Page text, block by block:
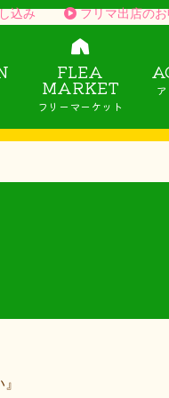
込み フリマ出店の
FLEA
MARKET
フリーマーケット